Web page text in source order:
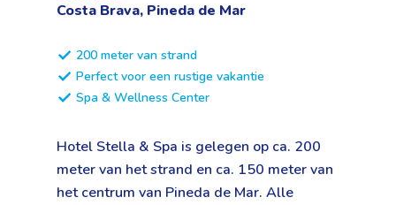
Costa Brava, Pineda de Mar
200 meter van strand
Perfect voor een rustige vakantie
Spa & Wellness Center
Hotel Stella & Spa is gelegen op ca. 200
meter van het strand en ca. 150 meter van
het centrum van Pineda de Mar. Alle